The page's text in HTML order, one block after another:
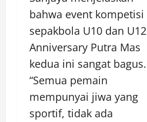
bahwa event kompetisi
sepakbola U10 dan U12
Anniversary Putra Mas
kedua ini sangat bagus.
“Semua pemain
mempunyai jiwa yang
sportif, tidak ada